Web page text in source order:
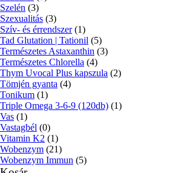
Szelén (3)
Szexualitás (3)
Szív- és érrendszer (1)
Tad Glutation | Tationil (5)
Természetes Astaxanthin (3)
Természetes Chlorella (4)
Thym Uvocal Plus kapszula (2)
Tömjén gyanta (4)
Tonikum (1)
Triple Omega 3-6-9 (120db) (1)
Vas (1)
Vastagbél (0)
Vitamin K2 (1)
Wobenzym (21)
Wobenzym Immun (5)